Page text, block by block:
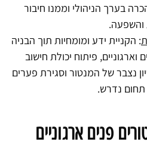
בערך הניהולי וממנו חיבור
והשפעה.
: הקניית ידע ומומחיות תוך הבניה
פיתוח יכולת חישוב
נצבר של המנטור וסגירת פערים
תחום נדרש.